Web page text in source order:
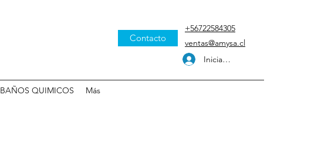
Contacto
Iniciar sesión
+56722584305
ventas@amysa.cl
BAÑOS QUIMICOS Más